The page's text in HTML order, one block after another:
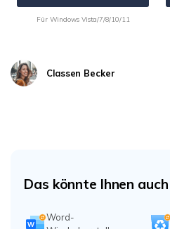
Für Windows Vista/7/8/10/11
Classen Becker
Das könnte Ihnen
Word-